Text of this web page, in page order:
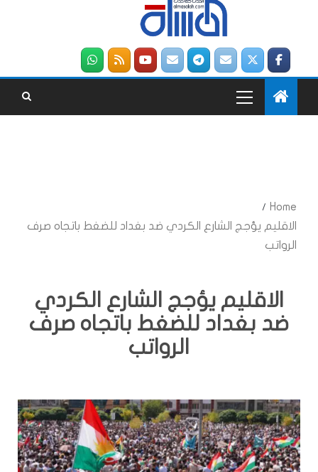
Home
الاقليم يؤجج الشارع الكردي ضد بغداد للضغط باتجاه صرف
الرواتب
الاقليم يؤجج الشارع الكردي
ضد بغداد للضغط باتجاه صرف
الرواتب